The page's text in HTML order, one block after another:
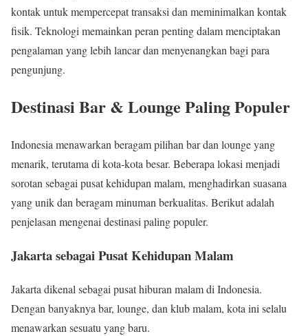
kontak untuk mempercepat transaksi dan meminimalkan kontak
fisik. Teknologi memainkan peran penting dalam menciptakan
pengalaman yang lebih lancar dan menyenangkan bagi para
pengunjung.
Destinasi Bar & Lounge Paling Populer
Indonesia menawarkan beragam pilihan bar dan lounge yang
menarik, terutama di kota-kota besar. Beberapa lokasi menjadi
sorotan sebagai pusat kehidupan malam, menghadirkan suasana
yang unik dan beragam minuman berkualitas. Berikut adalah
penjelasan mengenai destinasi paling populer.
Jakarta sebagai Pusat Kehidupan Malam
Jakarta dikenal sebagai pusat hiburan malam di Indonesia.
Dengan banyaknya bar, lounge, dan klub malam, kota ini selalu
menawarkan sesuatu yang baru.